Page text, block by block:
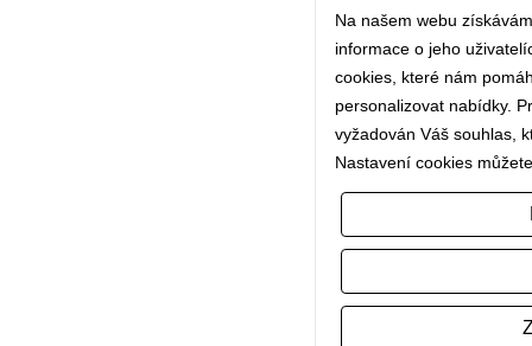
Na našem webu
informace o jeho
cookies, které nám
personalizovat nabídky.
vyžadován Váš souhlas,
Nastavení cookies